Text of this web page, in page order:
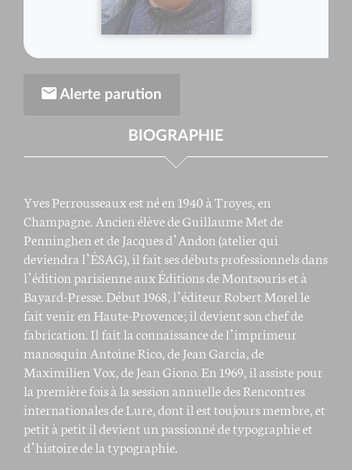
Alerte parution
BIOGRAPHIE
Yves Perrousseaux est né en 1940 à Troyes, en
Champagne. Ancien élève de Guillaume Met de
Penninghen et de Jacques d’Andon (atelier qui
deviendra l’ÉSAG), il fait ses débuts professionnels dans
l’édition parisienne aux Éditions de Montsouris et à
Bayard-Presse. Début 1968, l’éditeur Robert Morel le
fait venir en Haute-Provence ; il devient son chef de
fabrication. Il fait la connaissance de l’imprimeur
manosquin Antoine Rico, de Jean Garcia, de
Maximilien Vox, de Jean Giono. En 1969, il assiste pour
la première fois à la session annuelle des Rencontres
internationales de Lure, dont il est toujours membre, et
petit à petit il devient un passionné de typographie et
d’histoire de la typographie.